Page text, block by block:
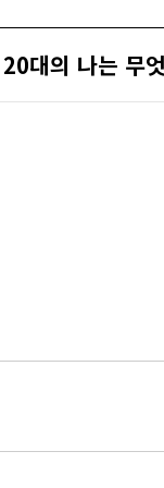
20대의 나는 무